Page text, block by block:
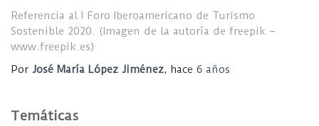
Referencia al I Foro Iberoamericano de Turismo
Sostenible 2020. (Imagen de la autoría de freepik –
www.freepik.es)
Por José María López Jiménez, hace 6 años
Temáticas